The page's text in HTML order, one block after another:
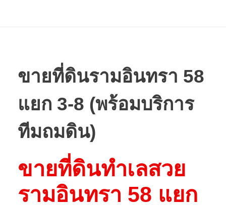
ติดต่อเรา
ขายที่ดินรามอินทรา 58
แยก 3-8 (พร้อมบริการ
ทีมถมดิน)
ขายที่ดินทำเลสวย
รามอินทรา 58 แยก